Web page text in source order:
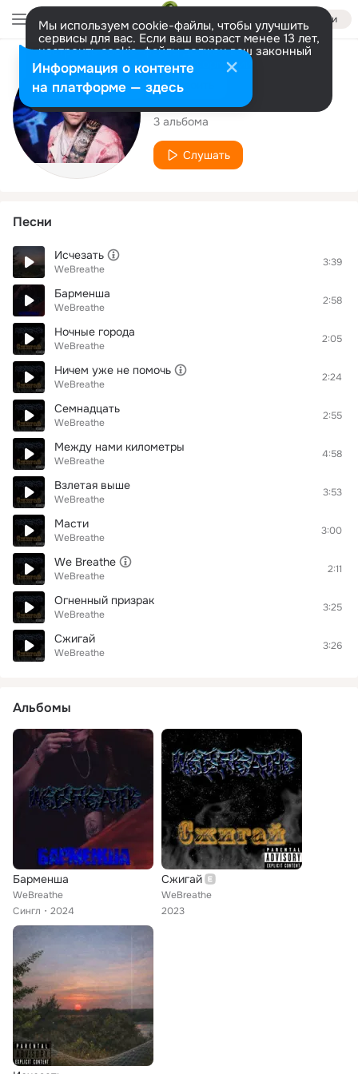
Войти
Мы используем cookie-файлы, чтобы улучшить
сервисы для вас. Если ваш возраст менее 13 лет,
настроить cookie-файлы должен ваш законный
представитель. Больше информации
Разрешить все Настроить
Исполнитель
WeBreathe
3 альбома
Слушать
Песни
Исчезать
WeBreathe
3:39
Барменша
WeBreathe
2:58
Ночные города
WeBreathe
2:05
Ничем уже не помочь
WeBreathe
2:24
Семнадцать
WeBreathe
2:55
Между нами километры
WeBreathe
4:58
Взлетая выше
WeBreathe
3:53
Масти
WeBreathe
3:00
We Breathe
WeBreathe
2:11
Огненный призрак
WeBreathe
3:25
Сжигай
WeBreathe
3:26
Альбомы
Барменша
WeBreathe
Сингл
2024
Сжигай
WeBreathe
2023
Информация о контенте
на платформе — здесь